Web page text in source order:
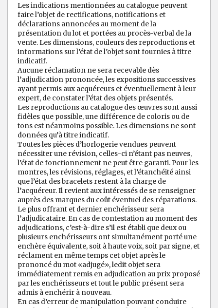
Les indications mentionnées au catalogue peuvent
faire l’objet de rectifications, notifications et
déclarations annoncées au moment de la
présentation du lot et portées au procès-verbal de la
vente. Les dimensions, couleurs des reproductions et
informations sur l’état de l’objet sont fournies à titre
indicatif.
Aucune réclamation ne sera recevable dès
l’adjudication prononcée, les expositions successives
ayant permis aux acquéreurs et éventuellement à leur
expert, de constater l’état des objets présentés.
Les reproductions au catalogue des œuvres sont aussi
fidèles que possible, une différence de coloris ou de
tons est néanmoins possible. Les dimensions ne sont
données qu’à titre indicatif.
Toutes les pièces d’horlogerie vendues peuvent
nécessiter une révision, celles-ci n’étant pas neuves,
l’état de fonctionnement ne peut être garanti. Pour les
montres, les révisions, réglages, et l’étanchéité ainsi
que l’état des bracelets restent à la charge de
l’acquéreur. Il revient aux intéressés de se renseigner
auprès des marques du coût éventuel des réparations.
Le plus offrant et dernier enchérisseur sera
l’adjudicataire. En cas de contestation au moment des
adjudications, c’est-à-dire s’il est établi que deux ou
plusieurs enchérisseurs ont simultanément porté une
enchère équivalente, soit à haute voix, soit par signe, et
réclament en même temps cet objet après le
prononcé du mot «adjugé», ledit objet sera
immédiatement remis en adjudication au prix proposé
par les enchérisseurs et tout le public présent sera
admis à enchérir à nouveau.
En cas d’erreur de manipulation pouvant conduire